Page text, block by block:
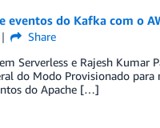
do Kafka com o
Share
Serverless e Rajesh Kumar
do Modo Provisionado para
do Apache […]